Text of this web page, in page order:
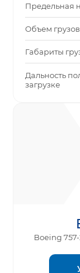
Предельная
Объем
Габариты
Дальность
загрузке
Boeing